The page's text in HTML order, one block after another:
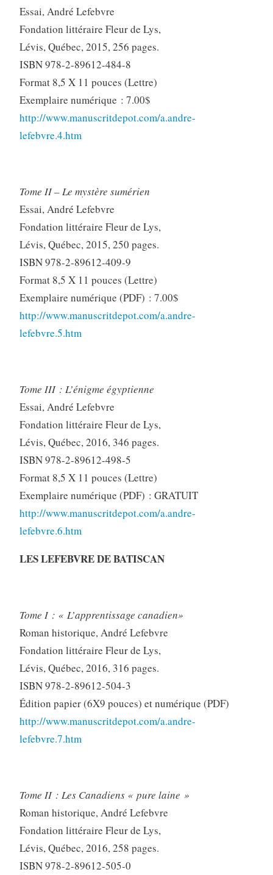
Essai, André Lefebvre
Fondation littéraire Fleur de Lys,
Lévis, Québec, 2015, 256 pages.
ISBN 978-2-89612-484-8
Format 8,5 X 11 pouces (Lettre)
Exemplaire numérique : 7.00$
http://www.manuscritdepot.com/a.andre-
lefebvre.4.htm
Tome II – Le mystère sumérien
Essai, André Lefebvre
Fondation littéraire Fleur de Lys,
Lévis, Québec, 2015, 250 pages.
ISBN 978-2-89612-409-9
Format 8,5 X 11 pouces (Lettre)
Exemplaire numérique (PDF) : 7.00$
http://www.manuscritdepot.com/a.andre-
lefebvre.5.htm
Tome III : L’énigme égyptienne
Essai, André Lefebvre
Fondation littéraire Fleur de Lys,
Lévis, Québec, 2016, 346 pages.
ISBN 978-2-89612-498-5
Format 8,5 X 11 pouces (Lettre)
Exemplaire numérique (PDF) : GRATUIT
http://www.manuscritdepot.com/a.andre-
lefebvre.6.htm
LES LEFEBVRE DE BATISCAN
Tome I : « L’apprentissage canadien»
Roman historique, André Lefebvre
Fondation littéraire Fleur de Lys,
Lévis, Québec, 2016, 316 pages.
ISBN 978-2-89612-504-3
Édition papier (6X9 pouces) et numérique (PDF)
http://www.manuscritdepot.com/a.andre-
lefebvre.7.htm
Tome II : Les Canadiens « pure laine »
Roman historique, André Lefebvre
Fondation littéraire Fleur de Lys,
Lévis, Québec, 2016, 258 pages.
ISBN 978-2-89612-505-0